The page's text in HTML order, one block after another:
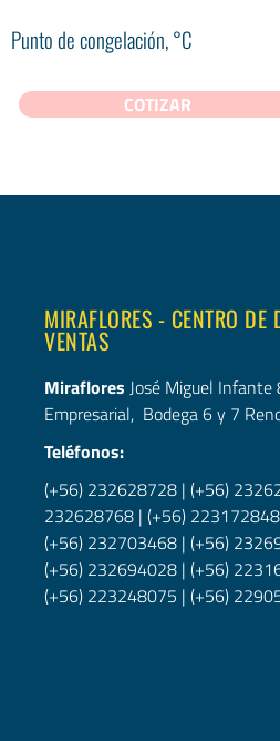
Punto de congelación, °С
COTIZAR
MIRAFLORES - CENTRO
VENTAS
Miraflores José Miguel
Empresarial, Bodega 6 y 7
Teléfonos:
(+56) 232628728 | (+56)
232628768 | (+56) 223172848
(+56) 232703468 | (+56)
(+56) 232694028 | (+56)
(+56) 223248075 | (+56)